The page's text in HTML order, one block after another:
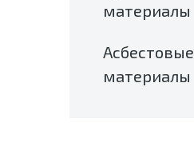
материалы
Асбестовые
материалы